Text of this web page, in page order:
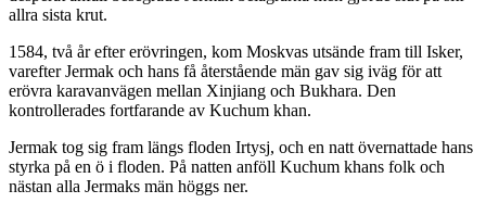
allra sista krut.
1584, två år efter erövringen, kom Moskvas utsände fram till Isker,
varefter Jermak och hans få återstående män gav sig iväg för att
erövra karavanvägen mellan Xinjiang och Bukhara. Den
kontrollerades fortfarande av Kuchum khan.
Jermak tog sig fram längs floden Irtysj, och en natt övernattade hans
styrka på en ö i floden. På natten anföll Kuchum khans folk och
nästan alla Jermaks män höggs ner.